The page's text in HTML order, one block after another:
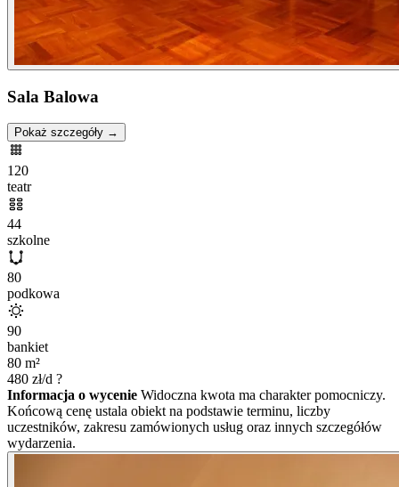
Sala Balowa
Pokaż szczegóły →
120
teatr
44
szkolne
80
podkowa
90
bankiet
80 m²
480 zł/d ?
Informacja o wycenie Widoczna kwota ma charakter pomocniczy.
Końcową cenę ustala obiekt na podstawie terminu, liczby
uczestników, zakresu zamówionych usług oraz innych szczegółów
wydarzenia.